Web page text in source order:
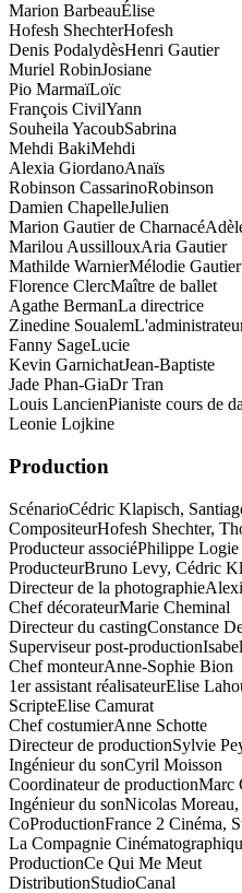
Marion BarbeauÉlise
Hofesh ShechterHofesh
Denis PodalydèsHenri Gautier
Muriel RobinJosiane
Pio MarmaïLoïc
François CivilYann
Souheila YacoubSabrina
Mehdi BakiMehdi
Alexia GiordanoAnaïs
Robinson CassarinoRobinson
Damien ChapelleJulien
Marion Gautier de Charnacé
Marilou AussillouxAria Gautier
Mathilde WarnierMélodie Gautier
Florence ClercMaître de ballet
Agathe BermanLa directrice
Zinedine Soualem
Fanny SageLucie
Kevin GarnichatJean-Baptiste
Jade Phan-GiaDr Tran
Louis LancienPianiste cours de
Leonie Lojkine
Production
ScénarioCédric Klapisch,
CompositeurHofesh Shechter,
Producteur associéPhilippe Logie
ProducteurBruno Levy, Cédric
Directeur de la photographie
Chef décorateurMarie Cheminal
Directeur du castingConstance
Superviseur post-production
Chef monteurAnne-Sophie Bion
1er assistant réalisateurElise
ScripteElise Camurat
Chef costumierAnne Schotte
Directeur de productionSylvie
Ingénieur du sonCyril Moisson
Coordinateur de productionMarc
Ingénieur du sonNicolas
CoProductionFrance 2 Cinéma,
La Compagnie
ProductionCe Qui Me Meut
DistributionStudioCanal